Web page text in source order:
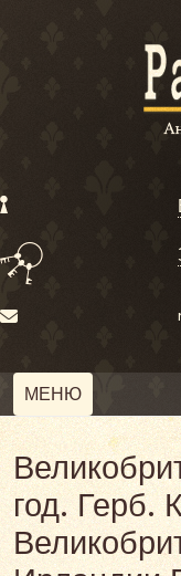
МЕНЮ
год. Герб.